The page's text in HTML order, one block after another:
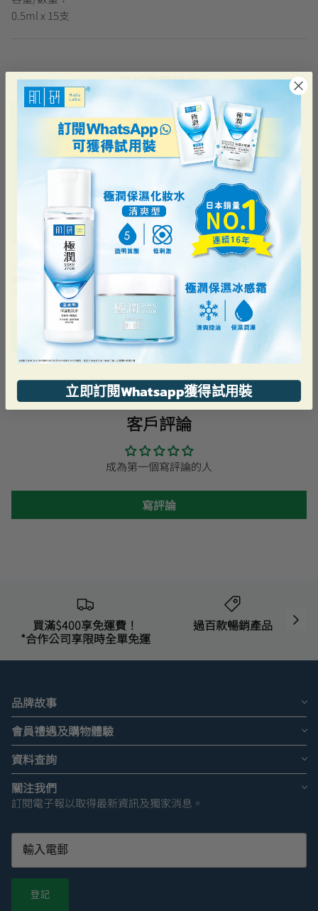
0.5ml x 15支
最近瀏覽過的
樂敦盈Fresh人工淚液
加到購物車
客戶評論
成為第一個寫評論的人
寫評論
買滿$400享免運費！
*合作公司享限時全單免運
過百款暢銷產品
品牌故事
會員禮遇及購物體驗
資料查詢
關注我們
訂閱電子報以取得最新資訊及獨家消息。
登記
立即訂閱Whatsapp獲得試用裝